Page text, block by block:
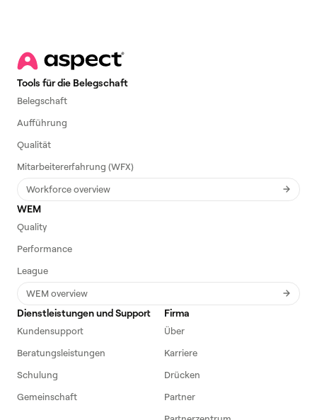
Tools für die Belegschaft
Belegschaft
Aufführung
Qualität
Mitarbeitererfahrung (WFX)
Workforce overview
WEM
Quality
Performance
League
WEM overview
Dienstleistungen und Support
Kundensupport
Beratungsleistungen
Schulung
Gemeinschaft
Firma
Über
Karriere
Drücken
Partner